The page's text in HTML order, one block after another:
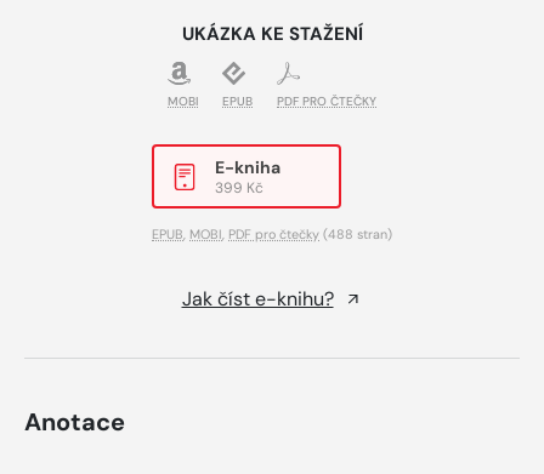
UKÁZKA KE STAŽENÍ
MOBI EPUB PDF PRO ČTEČKY
E-kniha
399 Kč
EPUB, MOBI, PDF pro čtečky (488 stran)
Jak číst e-knihu?
Anotace